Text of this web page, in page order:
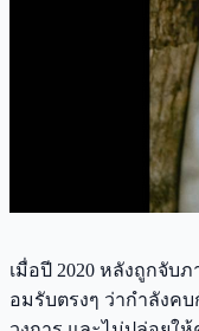
เมื่อปี 2020 หลังถูกจับ
อมรับตรงๆ ว่ากำลังค